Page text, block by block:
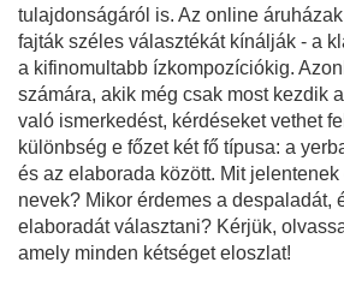
tulajdonságáról is. Az online
fajták széles választékát kínálják - a
a kifinomultabb ízkompozíciókig.
számára, akik még csak most kezdik
való ismerkedést, kérdéseket vethet
különbség e főzet két fő típusa: a
és az elaborada között. Mit
nevek? Mikor érdemes a despaladát,
elaboradát választani? Kérjük,
amely minden kétséget eloszlat!